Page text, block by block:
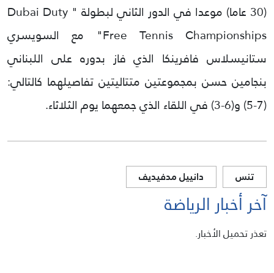
(30 عاما) موعدا في الدور الثاني لبطولة " Dubai Duty
Free Tennis Championships" مع السويسري
ستانيسلاس فافرينكا الذي فاز بدوره على اللبناني
بنجامين حسن بمجموعتين متتاليتين تفاصيلهما كالتالي:
(7-5) و(6-3) في اللقاء الذي جمعهما يوم الثلاثاء.
تنس دانييل مدفيديف
آخر أخبار الرياضة
تعذر تحميل الأخبار.